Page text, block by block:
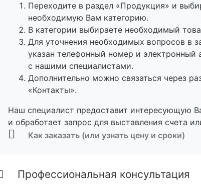
Переходите в раздел «Продукция» и
необходимую Вам категорию.
В категории выбираете необходимый
Для уточнения необходимых вопросов в
указан телефонный номер и электронный
с нашими специалистами.
Дополнительно можно связаться через
«Контакты».
Наш специалист предоставит интересующую
и обработает запрос для выставления счета
Как заказать (или узнать цену и сроки)
Профессиональная консультация